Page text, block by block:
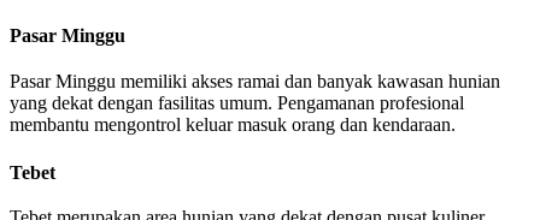
Pasar Minggu
Pasar Minggu memiliki akses ramai dan banyak kawasan hunian
yang dekat dengan fasilitas umum. Pengamanan profesional
membantu mengontrol keluar masuk orang dan kendaraan.
Tebet